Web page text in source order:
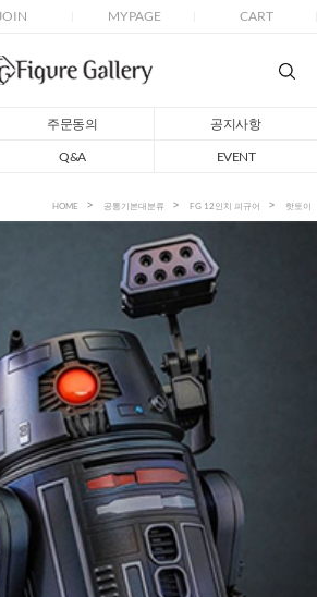
MYPAGE CART
주문동의
공지사항
Q&A EVENT
HOME 공통기본대분류 FG 12인치 피규어 핫토이